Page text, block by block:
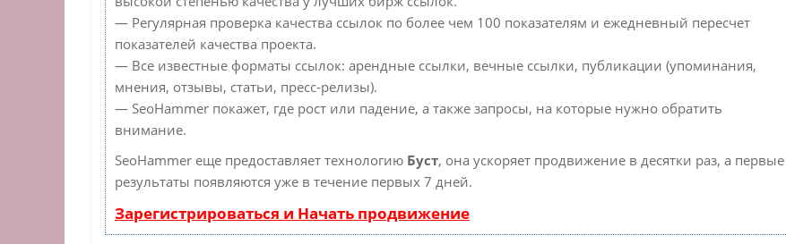
— Регулярная проверка качества ссылок по более чем 100 показателям и ежедневный пересчет
показателей качества проекта.
— Все известные форматы ссылок: арендные ссылки, вечные ссылки, публикации (упоминания,
мнения, отзывы, статьи, пресс-релизы).
— SeoHammer покажет, где рост или падение, а также запросы, на которые нужно обратить
внимание.
SeoHammer еще предоставляет технологию Буст, она ускоряет продвижение в десятки раз, а первые
результаты появляются уже в течение первых 7 дней.
Зарегистрироваться и Начать продвижение